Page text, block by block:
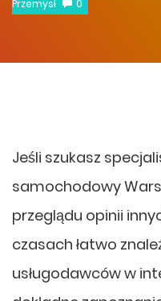
Przemysł
0
Jeśli szukasz
samochodowy
przeglądu opinii
czasach łatwo
usługodawców w